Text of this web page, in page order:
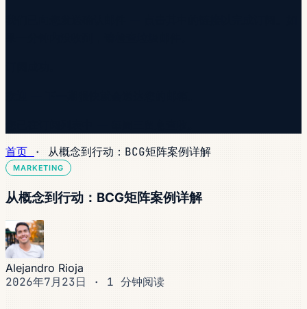
首页 · 从概念到行动：BCG矩阵案例详解
MARKETING
从概念到行动：BCG矩阵案例详解
Alejandro Rioja
2026年7月23日 · 1 分钟阅读